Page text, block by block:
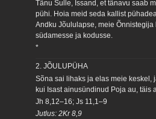
Tänu Sulle, Issand, et tänavu saab
pühi. Hoia meid seda kallist
Andku Jõululapse, meie
südamesse ja kodusse.
*
2. JÕULUPÜHA
Sõna sai lihaks ja elas meie keskel,
kui Isast ainusündinud Poja au, täis
Jh 8,12–16; Js 11,1–9
Jutlus: 2Kr 8,9